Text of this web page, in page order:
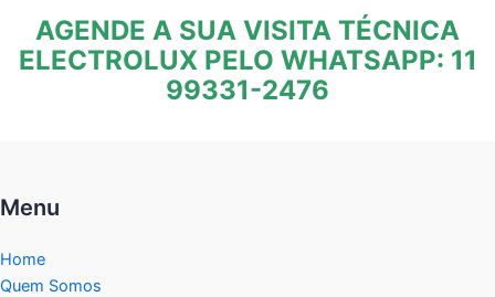
AGENDE A SUA VISITA TÉCNICA
ELECTROLUX PELO WHATSAPP: 11
99331-2476
Menu
Home
Quem Somos